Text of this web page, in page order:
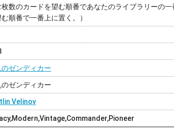
数のカードを望む順番であなたのライブラリーの一
順番で一番上に置く。）
ゼンディカー
ゼンディカー
Velinov